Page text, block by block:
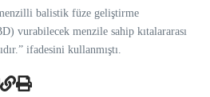
balistik füze geliştirme
vurabilecek menzile sahip kıtalararası
ifadesini kullanmıştı.